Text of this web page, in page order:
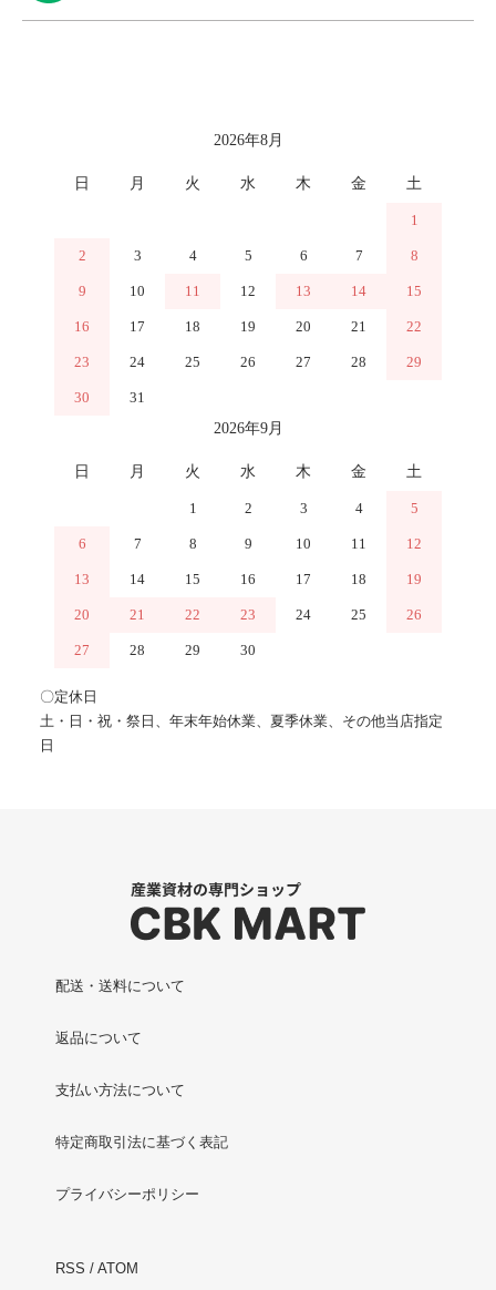
2026年8月
日 月 火 水 木 金 土
1
2 3 4 5 6 7 8
9 10 11 12 13 14 15
16 17 18 19 20 21 22
23 24 25 26 27 28 29
30
31
2026年9月
日 月 火 水 木 金 土
1 2 3 4 5
6 7 8 9 10 11 12
13 14 15 16 17 18 19
20 21 22 23 24 25 26
27 28 29 30
〇定休日
土・日・祝・祭日、年末年始休業、夏季休業、その他当店指定
日
配送・送料について
返品について
支払い方法について
特定商取引法に基づく表記
プライバシーポリシー
RSS / ATOM